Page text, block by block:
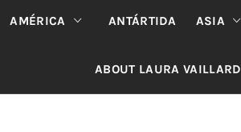
AMÉRICA ANTÁRTIDA ASIA
ABOUT LAURA VAILLARD